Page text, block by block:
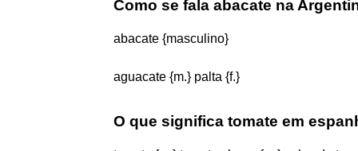
Como se fala abacate na
abacate {masculino}
aguacate {m.} palta {f.}
O que significa tomate em